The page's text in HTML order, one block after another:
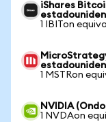
iShares
1 IBITon
1 MSTRon
NVIDIA
1 NVDAon